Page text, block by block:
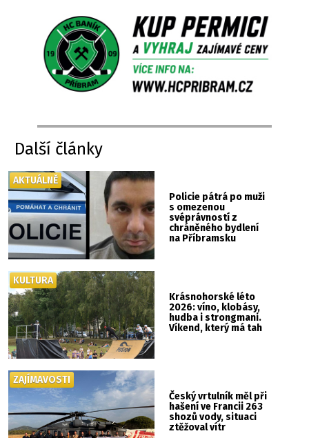
Další články
Policie pátrá po muži
s omezenou
svéprávností z
chráněného bydlení
na Příbramsku
AKTUÁLNĚ
Krásnohorské léto
2026: víno, klobásy,
hudba i strongmani.
Víkend, který má tah
KULTURA
Český vrtulník měl při
hašení ve Francii 263
shozů vody, situaci
ztěžoval vítr
ZAJÍMAVOSTI